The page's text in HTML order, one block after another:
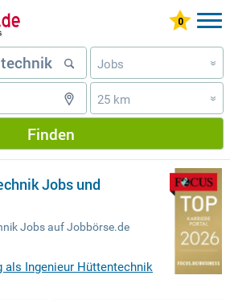
Jobs »
25 km »
Finden
Jobs und
Jobs auf Jobbörse.de
als Ingenieur Hüttentechnik